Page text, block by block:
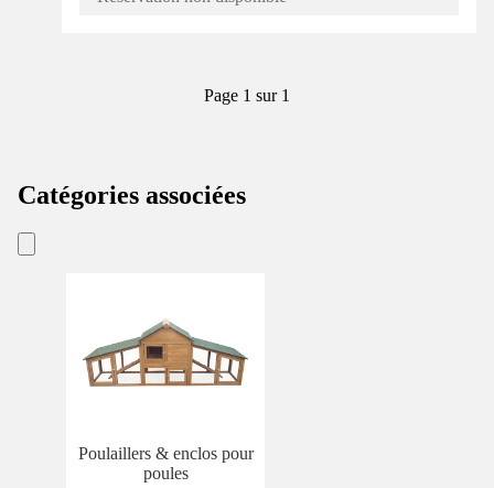
Page 1 sur 1
Catégories associées
Poulaillers & enclos pour
poules